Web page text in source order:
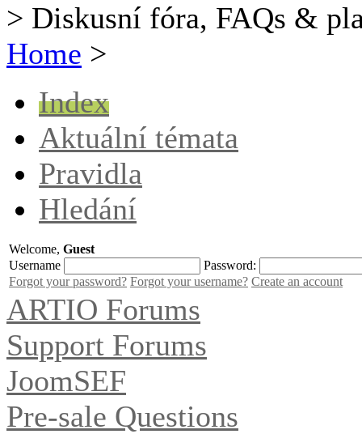
> Diskusní fóra, FAQs &
Home >
Index
Aktuální témata
Pravidla
Hledání
Welcome, Guest
Username
Password:
Forgot your password? Forgot your username? Create an account
ARTIO Forums
Support Forums
JoomSEF
Pre-sale Questions